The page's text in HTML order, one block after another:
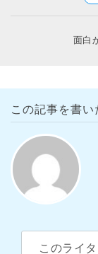
面白
この記事を書い
このライ